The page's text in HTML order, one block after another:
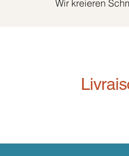
Wir kreieren